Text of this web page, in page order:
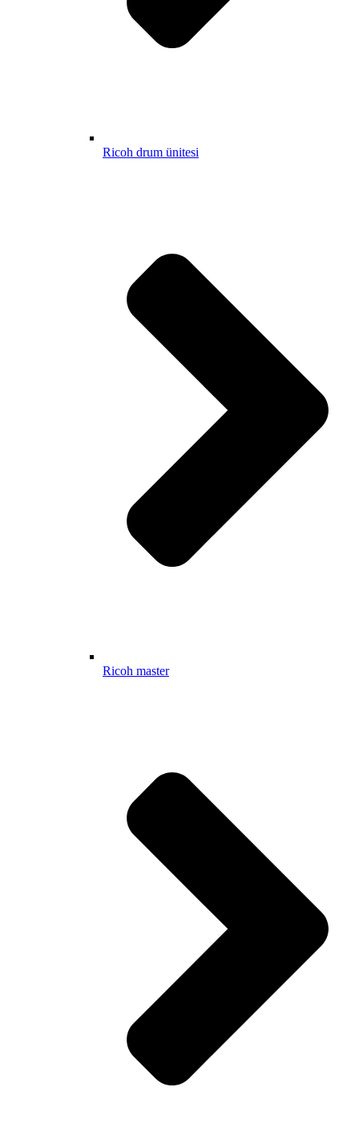
Ricoh drum ünitesi
Ricoh master